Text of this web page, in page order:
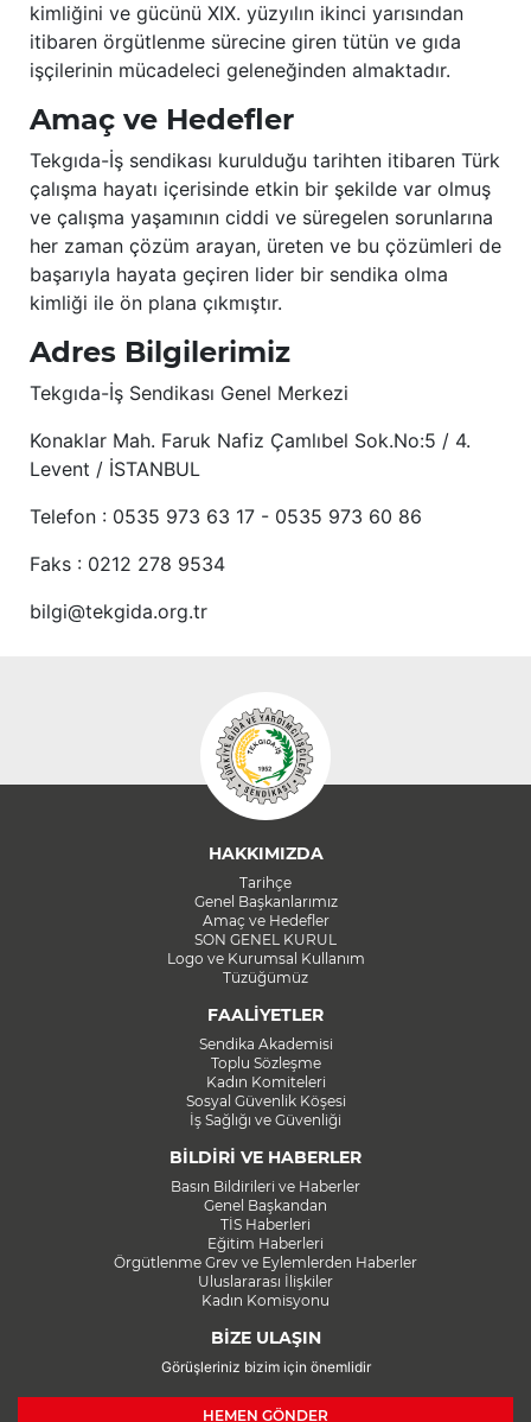
kimliğini ve gücünü XIX. yüzyılın ikinci yarısından
itibaren örgütlenme sürecine giren tütün ve gıda
işçilerinin mücadeleci geleneğinden almaktadır.
Amaç ve Hedefler
Tekgıda-İş sendikası kurulduğu tarihten itibaren Türk
çalışma hayatı içerisinde etkin bir şekilde var olmuş
ve çalışma yaşamının ciddi ve süregelen sorunlarına
her zaman çözüm arayan, üreten ve bu çözümleri de
başarıyla hayata geçiren lider bir sendika olma
kimliği ile ön plana çıkmıştır.
Adres Bilgilerimiz
Tekgıda-İş Sendikası Genel Merkezi
Konaklar Mah. Faruk Nafiz Çamlıbel Sok.No:5 / 4.
Levent / İSTANBUL
Telefon : 0535 973 63 17 - 0535 973 60 86
Faks : 0212 278 9534
bilgi@tekgida.org.tr
HAKKIMIZDA
Tarihçe
Genel Başkanlarımız
Amaç ve Hedefler
SON GENEL KURUL
Logo ve Kurumsal Kullanım
Tüzüğümüz
FAALİYETLER
Sendika Akademisi
Toplu Sözleşme
Kadın Komiteleri
Sosyal Güvenlik Köşesi
İş Sağlığı ve Güvenliği
BİLDİRİ VE HABERLER
Basın Bildirileri ve Haberler
Genel Başkandan
TİS Haberleri
Eğitim Haberleri
Örgütlenme Grev ve Eylemlerden Haberler
Uluslararası İlişkiler
Kadın Komisyonu
BİZE ULAŞIN
Görüşleriniz bizim için önemlidir
HEMEN GÖNDER